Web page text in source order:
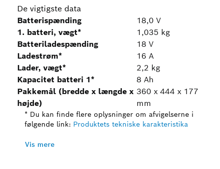
De vigtigste data
Batterispænding
18,0 V
1. batteri, vægt*
1,035 kg
Batteriladespænding
18 V
Ladestrøm*
16 A
Lader, vægt*
2,2 kg
Kapacitet batteri 1*
8 Ah
Pakkemål (bredde x længde x
højde)
360 x 444 x 177
mm
* Du kan finde flere oplysninger om afvigelserne i
følgende link: Produktets tekniske karakteristika
Vis mere